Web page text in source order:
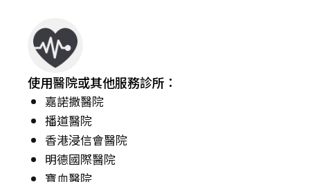
使用醫院或其他服務診所：
嘉諾撒醫院
播道醫院
香港浸信會醫院
明德國際醫院
寶血醫院